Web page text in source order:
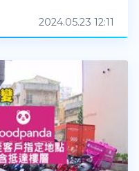
2024.05.23 12:11